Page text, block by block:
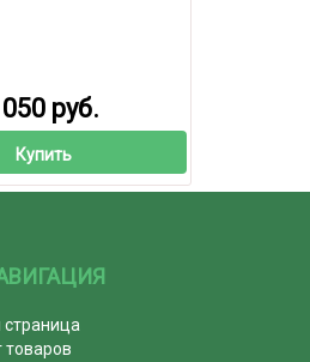
руб.
Купить
страница
товаров